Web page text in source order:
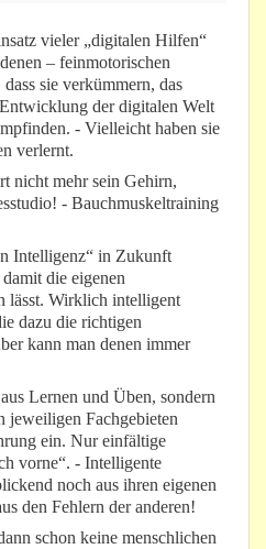
vieler „digitalen Hilfen“
– feinmotorischen
sie verkümmern, das
der digitalen Welt
- Vielleicht haben sie
verlernt.
nicht mehr sein Gehirn,
- Bauchmuskeltraining
Intelligenz“ in Zukunft
die eigenen
lässt. Wirklich intelligent
dazu die richtigen
kann man denen immer
Lernen und Üben, sondern
Fachgebieten
ein. Nur einfältige
vorne“. - Intelligente
noch aus ihren eigenen
den Fehlern der anderen!
schon keine menschlichen